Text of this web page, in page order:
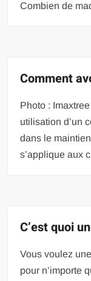
Combien de
Comment
Photo :
utilisation d’un
dans le
s’applique aux
C’est quoi
Vous voulez
pour n’importe